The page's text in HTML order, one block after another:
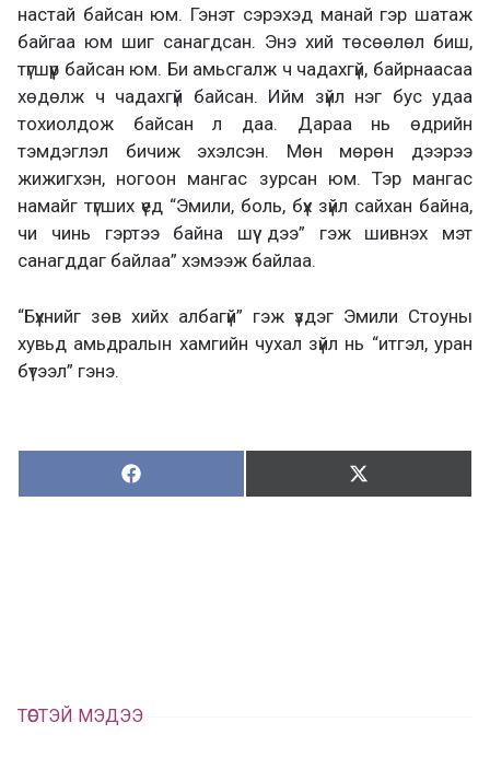
настай байсан юм. Гэнэт сэрэхэд манай гэр шатаж
байгаа юм шиг санагдсан. Энэ хий төсөөлөл биш,
түгшүүр байсан юм. Би амьсгалж ч чадахгүй, байрнаасаа
хөдөлж ч чадахгүй байсан. Ийм зүйл нэг бус удаа
тохиолдож байсан л даа. Дараа нь өдрийн
тэмдэглэл бичиж эхэлсэн. Мөн мөрөн дээрээ
жижигхэн, ногоон мангас зурсан юм. Тэр мангас
намайг түгших үед “Эмили, боль, бүх зүйл сайхан байна,
чи чинь гэртээ байна шүү дээ” гэж шивнэх мэт
санагддаг байлаа” хэмээж байлаа.
“Бүхнийг зөв хийх албагүй” гэж үздэг Эмили Стоуны
хувьд амьдралын хамгийн чухал зүйл нь “итгэл, уран
бүтээл” гэнэ.
Хуваалцах:
Х
у
Түгээх:
Т
ТӨСТЭЙ МЭДЭЭ